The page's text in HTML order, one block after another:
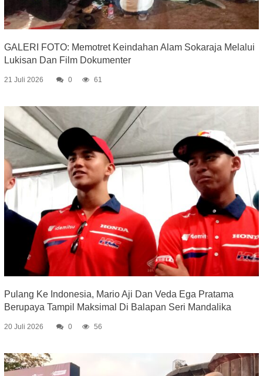
GALERI FOTO: Memotret Keindahan Alam Sokaraja Melalui
Lukisan Dan Film Dokumenter
21 Juli 2026 0 61
Pulang Ke Indonesia, Mario Aji Dan Veda Ega Pratama
Berupaya Tampil Maksimal Di Balapan Seri Mandalika
20 Juli 2026 0 56